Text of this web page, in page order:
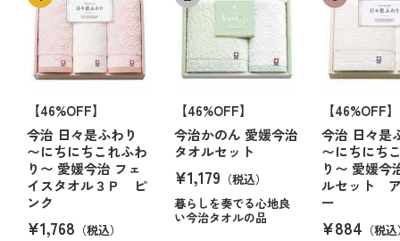
【46%OFF】
今治 日々是ふわり
〜にちにちこれふわ
り〜 愛媛今治 フェ
イスタオル３Ｐ ピ
ンク
¥1,768 （税込）
【46%OFF】
今治かのん 愛媛今治
タオルセット
¥1,179 （税込）
暮らしを奏でる心地良
い今治タオルの品
【46%OFF】
今治 日々是
〜にちにち
り〜 愛媛今
ルセット
ー
¥884 （税